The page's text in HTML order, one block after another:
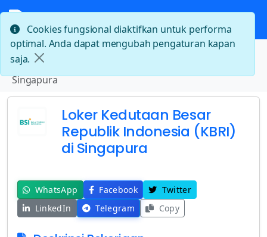
Beranda
Loker Kedutaan Besar Republik Indonesia (KBRI) di
Singapura
Loker Kedutaan Besar
Republik Indonesia (KBRI)
di Singapura
WhatsApp Facebook
Twitter
LinkedIn
Telegram Copy
Cookies fungsional diaktifkan untuk performa
optimal. Anda dapat mengubah pengaturan kapan
saja.